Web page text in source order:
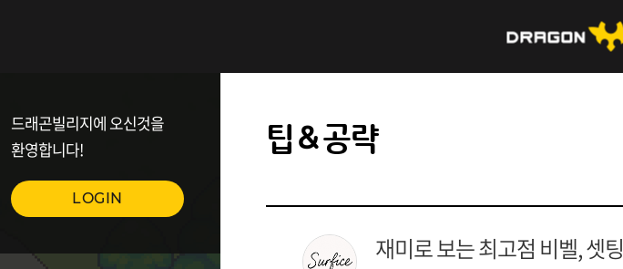
드래곤빌리지에 오신것을
환영합니다!
LOGIN
팁＆공략
재미로 보는 최고점 비벨, 셋팅